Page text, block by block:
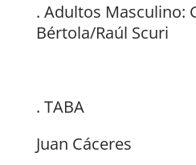
. Adultos Masculino:
Bértola/Raúl Scuri
. TABA
Juan Cáceres